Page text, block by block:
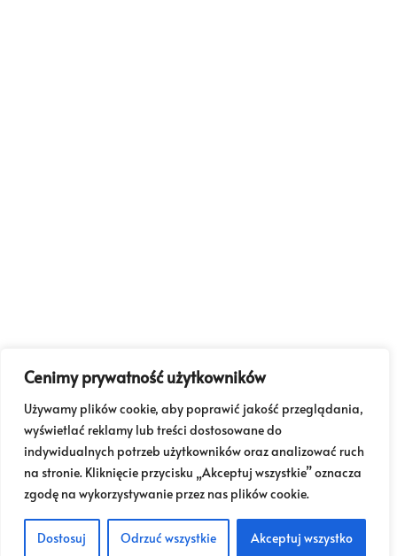
Cenimy prywatność użytkowników
Używamy plików cookie, aby poprawić jakość przeglądania,
wyświetlać reklamy lub treści dostosowane do
indywidualnych potrzeb użytkowników oraz analizować ruch
na stronie. Kliknięcie przycisku „Akceptuj wszystkie” oznacza
zgodę na wykorzystywanie przez nas plików cookie.
Dostosuj Odrzuć wszystkie Akceptuj wszystko